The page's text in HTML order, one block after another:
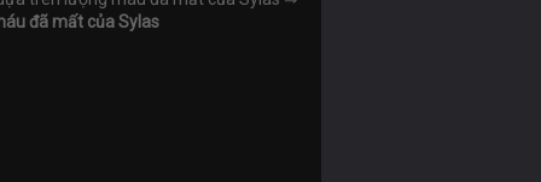
đã mất của Sylas